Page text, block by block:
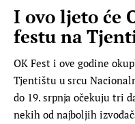
I ovo ljeto će
festu na
OK Fest i ove godine
Tjentištu u srcu
do 19. srpnja očekuju tri
nekih od najboljih